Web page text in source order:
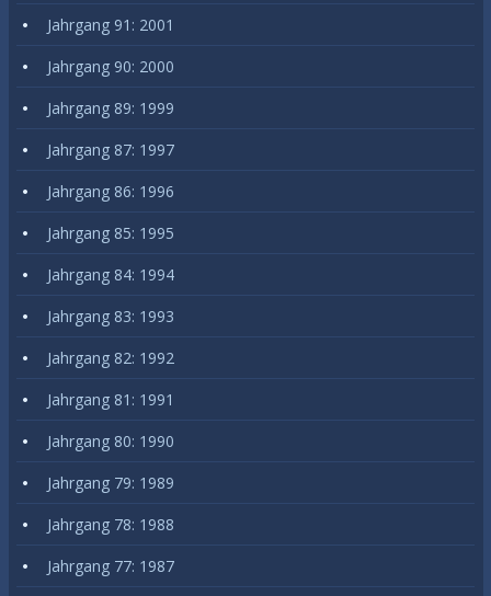
Jahrgang 91: 2001
Jahrgang 90: 2000
Jahrgang 89: 1999
Jahrgang 87: 1997
Jahrgang 86: 1996
Jahrgang 85: 1995
Jahrgang 84: 1994
Jahrgang 83: 1993
Jahrgang 82: 1992
Jahrgang 81: 1991
Jahrgang 80: 1990
Jahrgang 79: 1989
Jahrgang 78: 1988
Jahrgang 77: 1987